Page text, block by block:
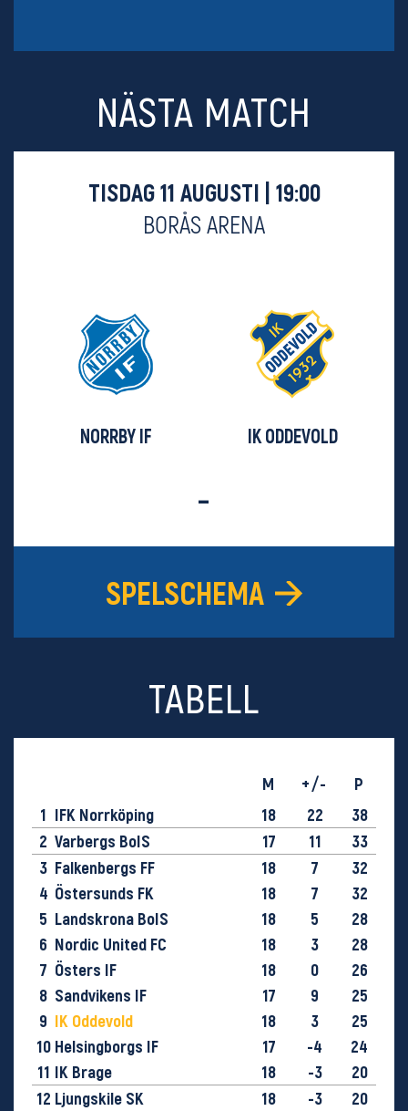
NÄSTA MATCH
TISDAG 11 AUGUSTI | 19:00
BORÅS ARENA
NORRBY IF IK ODDEVOLD
-
SPELSCHEMA
TABELL
M +/-
P
1 IFK Norrköping 18 22
38
2 Varbergs BoIS 17 11
33
3 Falkenbergs FF 18 7
32
4 Östersunds FK 18 7
32
5 Landskrona BoIS 18 5
28
6 Nordic United FC 18 3
28
7 Östers IF 18 0
26
8 Sandvikens IF 17 9
25
9 IK Oddevold 18 3
25
10 Helsingborgs IF 17 -4
24
11 IK Brage 18 -3
20
12 Ljungskile SK 18 -3
20